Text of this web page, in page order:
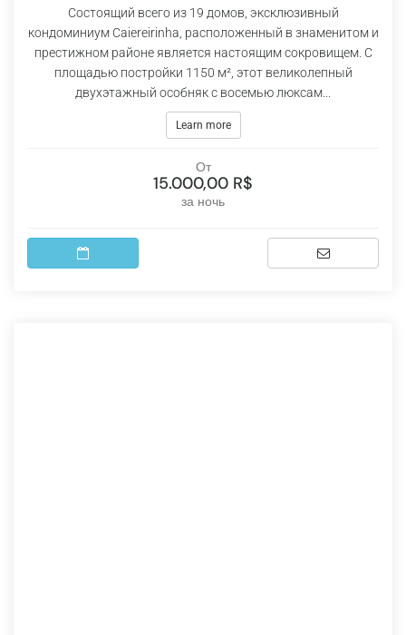
Состоящий всего из 19 домов, эксклюзивный
кондоминиум Caiereirinha, расположенный в знаменитом и
престижном районе является настоящим сокровищем. С
площадью постройки 1150 м², этот великолепный
двухэтажный особняк с восемью люксам...
Learn more
От
15.000,00 R$
за ночь